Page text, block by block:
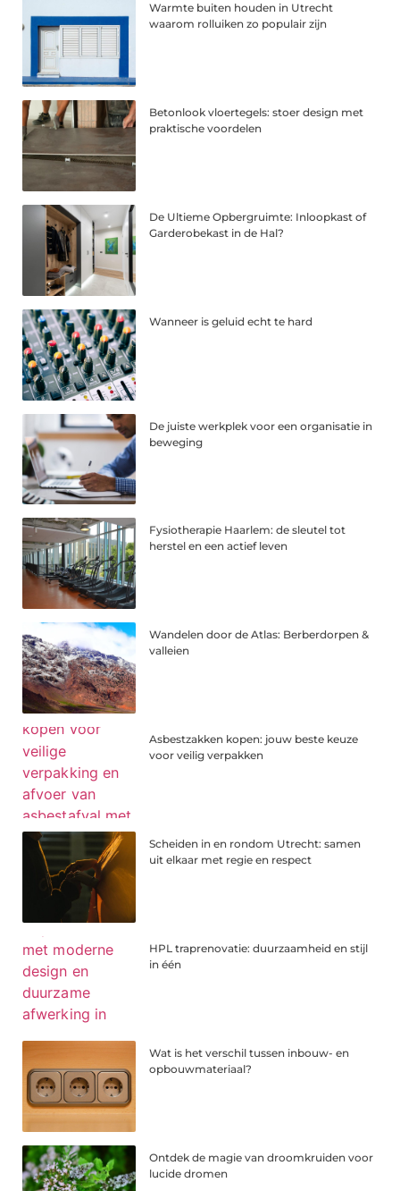
Warmte buiten houden in Utrecht
waarom rolluiken zo populair zijn
Betonlook vloertegels: stoer design met
praktische voordelen
De Ultieme Opbergruimte: Inloopkast of
Garderobekast in de Hal?
Wanneer is geluid echt te hard
De juiste werkplek voor een organisatie in
beweging
Fysiotherapie Haarlem: de sleutel tot
herstel en een actief leven
Wandelen door de Atlas: Berberdorpen &
valleien
Asbestzakken kopen: jouw beste keuze
voor veilig verpakken
Scheiden in en rondom Utrecht: samen
uit elkaar met regie en respect
HPL traprenovatie: duurzaamheid en stijl
in één
Wat is het verschil tussen inbouw- en
opbouwmateriaal?
Ontdek de magie van droomkruiden voor
lucide dromen